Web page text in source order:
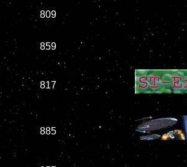
809
859
817
885